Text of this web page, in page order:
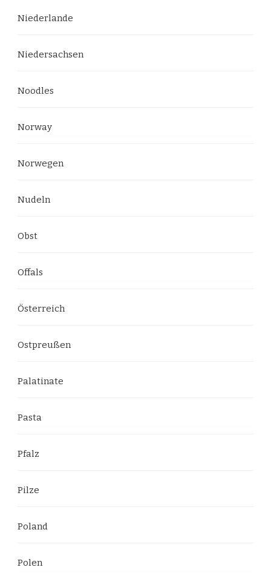
Niederlande
Niedersachsen
Noodles
Norway
Norwegen
Nudeln
Obst
Offals
Österreich
Ostpreußen
Palatinate
Pasta
Pfalz
Pilze
Poland
Polen